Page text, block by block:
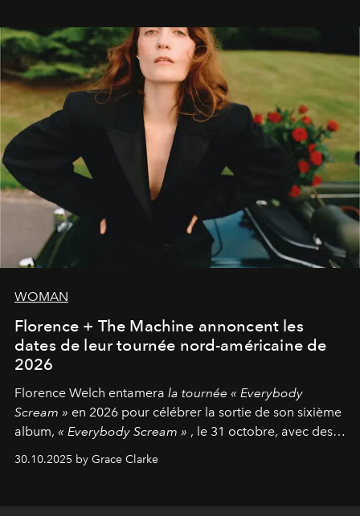
WOMAN
Florence + The Machine annoncent les
dates de leur tournée nord-américaine de
2026
Florence Welch entamera la tournée « Everybody
Scream » en 2026 pour célébrer la sortie de son sixième
album, « Everybody Scream » , le 31 octobre, avec des
dates nord-américaines débutant en avril prochain.
30.10.2025 by Grace Clarke